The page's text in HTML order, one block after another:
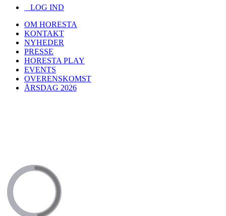
LOG IND
OM HORESTA
KONTAKT
NYHEDER
PRESSE
HORESTA PLAY
EVENTS
OVERENSKOMST
ÅRSDAG 2026